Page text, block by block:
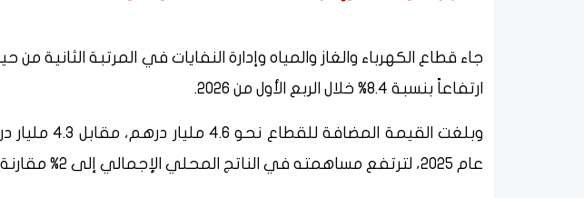
جاء قطاع الكهرباء والغاز والمياه وإدارة النفايات في المرتبة الثانية
ارتفاعاً بنسبة 8.4% خلال الربع الأول من 2026.
وبلغت القيمة
عام 2025، لترتفع مساهمته في الناتج المحلي الإجمالي إلى 2% مقارنة بـ1.9% خلال العام السابق.